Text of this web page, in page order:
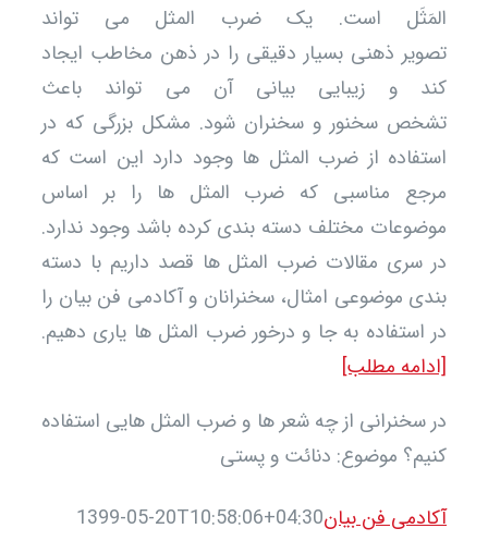
است. یک ضرب المثل می تواند
ذهنی بسیار دقیقی را در ذهن مخاطب ایجاد
و زیبایی بیانی آن می تواند باعث
سخنور و سخنران شود. مشکل بزرگی که در
از ضرب المثل ها وجود دارد این است که
مناسبی که ضرب المثل ها را بر اساس
مختلف دسته بندی کرده باشد وجود ندارد.
مقالات ضرب المثل ها قصد داریم با دسته
موضوعی امثال، سخنرانان و آکادمی فن بیان را
به جا و درخور ضرب المثل ها یاری دهیم.
مطلب]
از چه شعر ها و ضرب المثل هایی استفاده
موضوع: دنائت و پستی
فن بیان1399-05-20T10:58:06+04:30